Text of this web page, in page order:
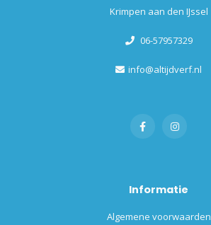
Krimpen aan den IJssel
06-57957329
info@altijdverf.nl
Informatie
Algemene voorwaarden